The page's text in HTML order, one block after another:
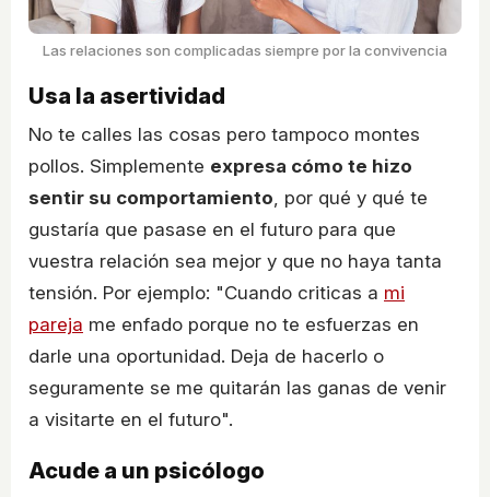
Las relaciones son complicadas siempre por la convivencia
Usa la asertividad
No te calles las cosas pero tampoco montes
pollos. Simplemente expresa cómo te hizo
sentir su comportamiento, por qué y qué te
gustaría que pasase en el futuro para que
vuestra relación sea mejor y que no haya tanta
tensión. Por ejemplo: "Cuando criticas a mi
pareja me enfado porque no te esfuerzas en
darle una oportunidad. Deja de hacerlo o
seguramente se me quitarán las ganas de venir
a visitarte en el futuro".
Acude a un psicólogo